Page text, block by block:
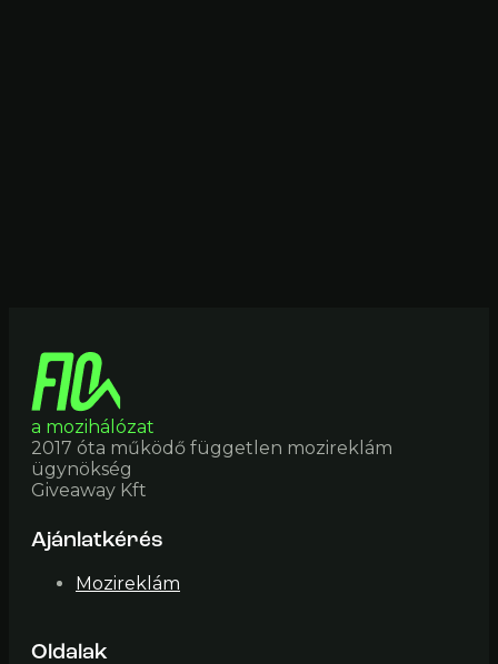
a mozihálózat
2017 óta működő független mozireklám
ügynökség
Giveaway Kft
Ajánlatkérés
Mozireklám
Oldalak